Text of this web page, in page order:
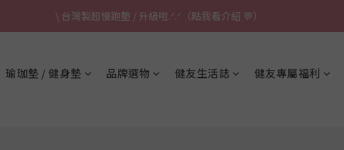
\ 台灣製超慢跑墊 / 升級啦.ᐟ.ᐟ（點我看介紹 💬）
✈ 港澳免運｜滿HK$1,239免運 (指定商品)
瑜珈墊 / 健身墊 品牌選物 健友生活誌 健友專屬福利